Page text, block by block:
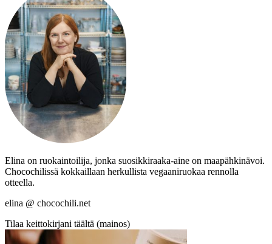
Elina on ruokaintoilija, jonka suosikkiraaka-aine on maapähkinävoi.
Chocochilissä kokkaillaan herkullista vegaaniruokaa rennolla
otteella.
elina @ chocochili.net
Tilaa keittokirjani täältä (mainos)